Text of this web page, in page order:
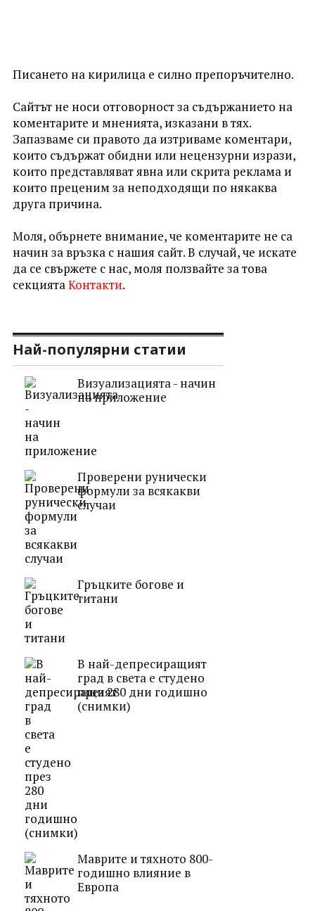
Писането на кирилица е силно препоръчително.
Сайтът не носи отговорност за съдържанието на
коментарите и мненията, изказани в тях.
Запазваме си правото да изтриваме коментари,
които съдържат обидни или нецензурни изрази,
които представляват явна или скрита реклама и
които преценим за неподходящи по някаква
друга причина.
Моля, обърнете внимание, че коментарите не са
начин за връзка с нашия сайт. В случай, че искате
да се свържете с нас, моля ползвайте за това
секциятаКонтакти.
Най-популярни статии
Визуализацията - начин
на приложение
Проверени рунически
формули за всякакви
случаи
Гръцките богове и
титани
В най-депресиращият
град в света е студено
през 280 дни годишно
(снимки)
Маврите и тяхното 800-
годишно влияние в
Европа